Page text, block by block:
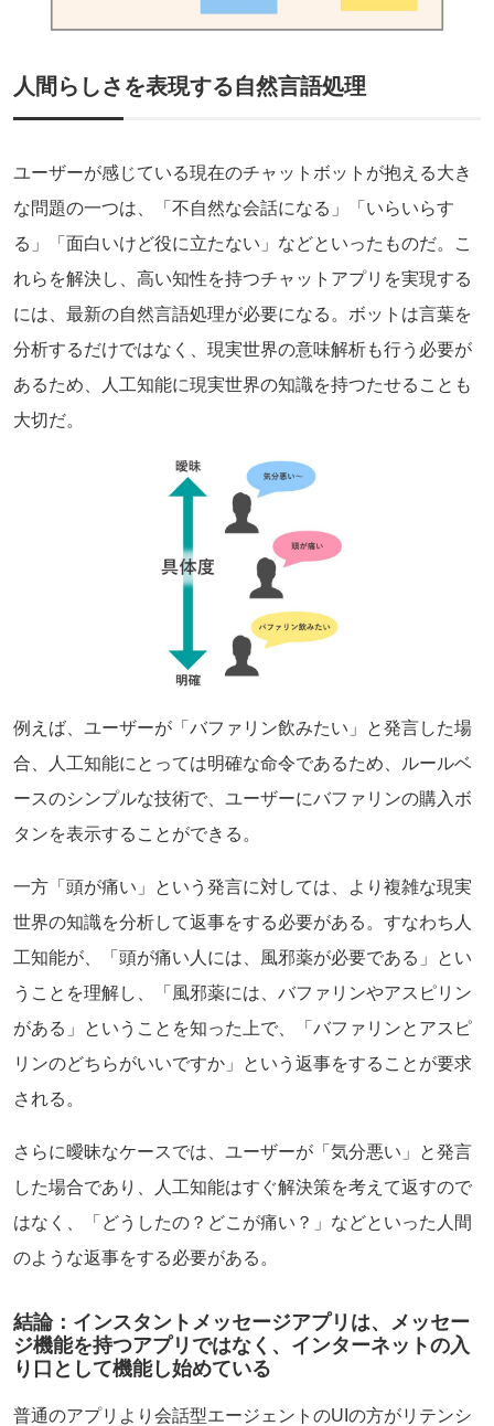
人間らしさを表現する自然言語処理
ユーザーが感じている現在のチャットボットが抱える大き
な問題の一つは、「不自然な会話になる」「いらいらす
る」「面白いけど役に立たない」などといったものだ。こ
れらを解決し、高い知性を持つチャットアプリを実現する
には、最新の自然言語処理が必要になる。ボットは言葉を
分析するだけではなく、現実世界の意味解析も行う必要が
あるため、人工知能に現実世界の知識を持つたせることも
大切だ。
例えば、ユーザーが「バファリン飲みたい」と発言した場
合、人工知能にとっては明確な命令であるため、ルールベ
ースのシンプルな技術で、ユーザーにバファリンの購入ボ
タンを表示することができる。
一方「頭が痛い」という発言に対しては、より複雑な現実
世界の知識を分析して返事をする必要がある。すなわち人
工知能が、「頭が痛い人には、風邪薬が必要である」とい
うことを理解し、「風邪薬には、バファリンやアスピリン
がある」ということを知った上で、「バファリンとアスピ
リンのどちらがいいですか」という返事をすることが要求
される。
さらに曖昧なケースでは、ユーザーが「気分悪い」と発言
した場合であり、人工知能はすぐ解決策を考えて返すので
はなく、「どうしたの？どこが痛い？」などといった人間
のような返事をする必要がある。
結論：インスタントメッセージアプリは、メッセー
ジ機能を持つアプリではなく、インターネットの入
り口として機能し始めている
普通のアプリより会話型エージェントのUIの方がリテンシ